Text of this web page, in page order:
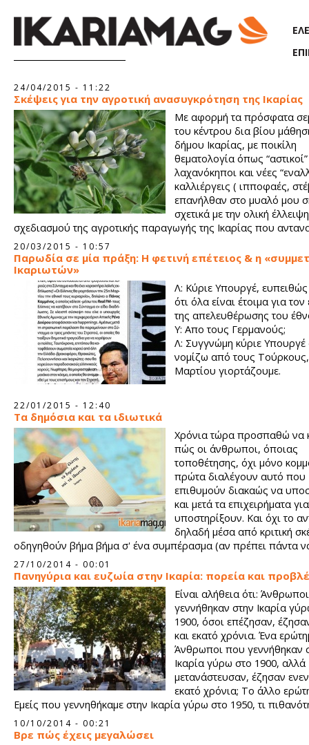
24/04/2015 - 11:22
Σκέψεις για την αγροτική ανασυγκρότηση της Ικαρίας
Με αφορμή τα πρόσφατα
του κέντρου δια βίου
δήμου Ικαρίας, με ποικίλη
θεματολογία όπως “αστικοί”
λαχανόκηποι και νέες
καλλιέργεις ( ιπποφαές,
επανήλθαν στο μυαλό μου
σχετικά με την ολική έλλειψη
σχεδιασμού της αγροτικής παραγωγής της Ικαρίας που
στη μνημειώδη αστοχία των θεματικών των παραπάνω
20/03/2015 - 10:57
Παρωδία σε μία πράξη: Η φετινή επέτειος & η
Ικαριωτών»
Λ: Κύριε Υπουργέ,
ότι όλα είναι έτοιμα για
της απελευθέρωσης του
Υ: Απο τους Γερμανούς;
Λ: Συγγνώμη κύριε Υπουργέ
νομίζω από τους
Μαρτίου γιορτάζουμε.
22/01/2015 - 12:40
Τα δημόσια και τα ιδιωτικά
Χρόνια τώρα προσπαθώ να
πώς οι άνθρωποι, όποιας
τοποθέτησης, όχι μόνο
πρώτα διαλέγουν αυτό που
επιθυμούν διακαώς να
και μετά τα επιχειρήματα
υποστηρίξουν. Και όχι το
δηλαδή μέσα από κριτική
οδηγηθούν βήμα βήμα σ' ένα συμπέρασμα (αν πρέπει πάντα
συμπέρασμα).
27/10/2014 - 00:01
Πανηγύρια και ευζωία στην Ικαρία: πορεία και
Είναι αλήθεια ότι:
γεννήθηκαν στην Ικαρία
1900, όσοι επέζησαν,
και εκατό χρόνια. Ένα
Άνθρωποι που γεννήθηκαν
Ικαρία γύρω στο 1900, αλλά
μετανάστευσαν, έζησαν
εκατό χρόνια; Το άλλο
Εμείς που γεννηθήκαμε στην Ικαρία γύρω στο 1950, τι
έχουμε να ξεπεράσουμε τα ενενήντα και να πλησιάσουμε τα
10/10/2014 - 00:21
Βρε πώς έχεις μεγαλώσει